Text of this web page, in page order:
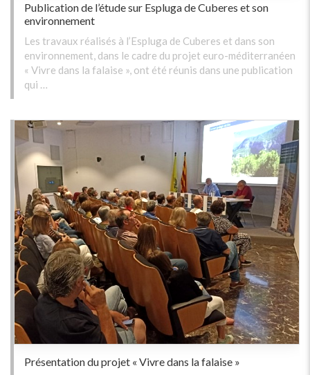
Publication de l’étude sur Espluga de Cuberes et son
environnement
Les travaux réalisés à l’Espluga de Cuberes et dans son
environnement, dans le cadre du projet euro-méditerranéen
« Vivre dans la falaise », ont été réunis dans une publication
qui …
Présentation du projet « Vivre dans la falaise »